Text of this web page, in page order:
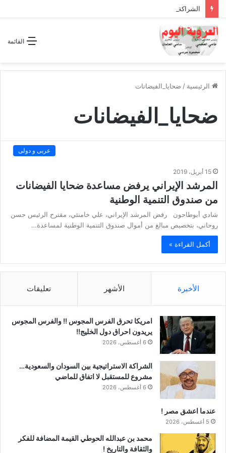
القائمة
الرئيسية / ضحايا_الفيضانات
ضحايا_الفيضانات
عربى و دولى
15 أبريل، 2019
المرشد الإيراني يرفض مساعدة ضحايا الفيضانات
من صندوق التنمية الوطنية
شادي أبوطاحون رفض المرشد الإيراني، علي خامنئي، مقترح الرئيس حسن
روحاني، بتخصيص مبالغ من أموال صندوق التنمية الوطنية لمساعدة…
أكمل القراءة »
الأخيرة الأشهر تعليقات
امريكا تحرق الفرس المجوس !! والفرس المجوس
يريدون احراق دول الخليج!!
6 أغسطس، 2026
الشراكة الاستراتيجية بين السودان والسعودية…
مشروع للمستقبل لا اتفاق للماضي
6 أغسطس، 2026
عندما اعشق مصر !
5 أغسطس، 2026
محمد بن عبدالله الحوطي القيمة المضافة للفكر
والثقافة والتاريخ !